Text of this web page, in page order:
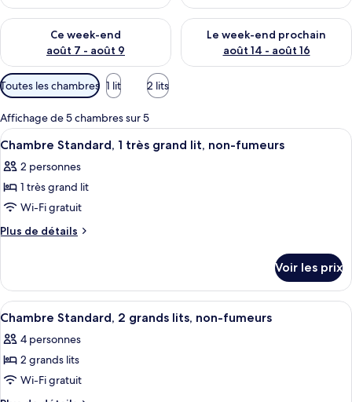
Ce week-end
août 7 - août 9
Vérifier la disponibilité pour ce week-end août 7 - août 9
Le week-end prochain
août 14 - août 16
Vérifier la disponibilité pour
Filtres
disponibles
pour
les
chambres
Toutes les chambres 1 lit 2 lits
Affichage de 5 chambres sur 5
Afficher
toutes
les
photos
pour
ce
chambre :
Chambre
Standard,
très
grand
lit,
Une chambre d’hôtel équipée d’un
5
Chambre Standard, 1 très grand lit, non-fumeurs
2 personnes
1 très grand lit
Wi-Fi gratuit
Plus de détails
Plus
le
type
de
Chambre
Standard,
très
Voir les prix
Afficher
toutes
les
photos
pour
Une chambre d’hôtel avec deux lits,
5
Chambre Standard, 2 grands lits, non-fumeurs
4 personnes
2 grands lits
Wi-Fi gratuit